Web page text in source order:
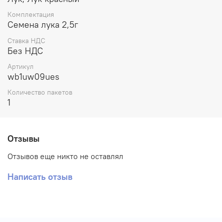
выпадет снег - присыпьте им гряду.
Комплектация
Семена лука 2,5г
Ставка НДС
Без НДС
Артикул
wb1uw09ues
Количество пакетов
1
Отзывы
Отзывов еще никто не оставлял
Написать отзыв